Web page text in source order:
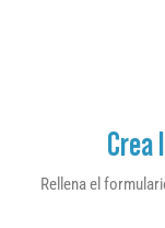
Crea
Rellena el